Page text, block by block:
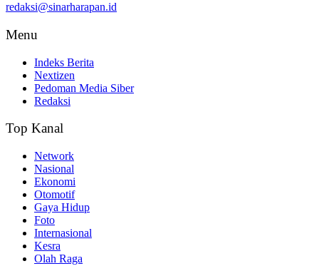
redaksi@sinarharapan.id
Menu
Indeks Berita
Nextizen
Pedoman Media Siber
Redaksi
Top Kanal
Network
Nasional
Ekonomi
Otomotif
Gaya Hidup
Foto
Internasional
Kesra
Olah Raga